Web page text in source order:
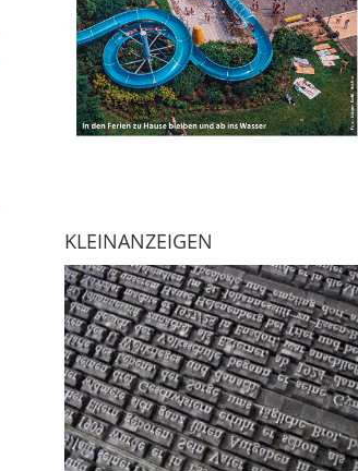
KLEINANZEIGEN